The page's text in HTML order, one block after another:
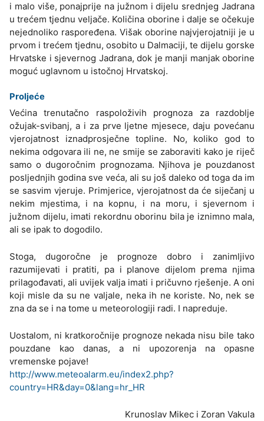
i malo više, ponajprije na južnom i dijelu srednjeg Jadrana
u trećem tjednu veljače. Količina oborine i dalje se očekuje
nejednoliko raspoređena. Višak oborine najvjerojatniji je u
prvom i trećem tjednu, osobito u Dalmaciji, te dijelu gorske
Hrvatske i sjevernog Jadrana, dok je manji manjak oborine
moguć uglavnom u istočnoj Hrvatskoj.
Proljeće
Većina trenutačno raspoloživih prognoza za razdoblje
ožujak-svibanj, a i za prve ljetne mjesece, daju povećanu
vjerojatnost iznadprosječne topline. No, koliko god to
nekima odgovara ili ne, ne smije se zaboraviti kako je riječ
samo o dugoročnim prognozama. Njihova je pouzdanost
posljednjih godina sve veća, ali su još daleko od toga da im
se sasvim vjeruje. Primjerice, vjerojatnost da će siječanj u
nekim mjestima, i na kopnu, i na moru, i sjevernom i
južnom dijelu, imati rekordnu oborinu bila je iznimno mala,
ali se ipak to dogodilo.
Stoga, dugoročne je prognoze dobro i zanimljivo
razumijevati i pratiti, pa i planove dijelom prema njima
prilagođavati, ali uvijek valja imati i pričuvno rješenje. A oni
koji misle da su ne valjale, neka ih ne koriste. No, nek se
zna da se i na tome u meteorologiji radi. I napreduje.
Uostalom, ni kratkoročnije prognoze nekada nisu bile tako
pouzdane kao danas, a ni upozorenja na opasne
vremenske pojave!
http://www.meteoalarm.eu/index2.php?
country=HR&day=0&lang=hr_HR
Krunoslav Mikec i Zoran Vakula